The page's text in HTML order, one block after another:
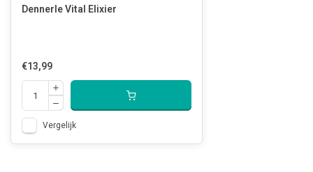
Dennerle Vital Elixier
€13,99
Vergelijk